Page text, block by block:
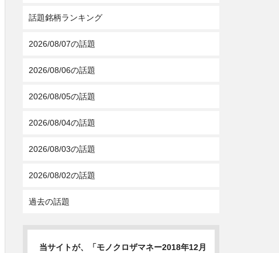
話題銘柄ランキング
2026/08/07の話題
2026/08/06の話題
2026/08/05の話題
2026/08/04の話題
2026/08/03の話題
2026/08/02の話題
過去の話題
当サイトが、「モノクロザマネー2018年12月